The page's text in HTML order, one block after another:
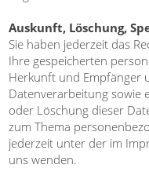
Auskunft, Löschung,
Sie haben jederzeit das
Ihre gespeicherten
Herkunft und Empfänger
Datenverarbeitung sowie
oder Löschung dieser
zum Thema
jederzeit unter der im
uns wenden.